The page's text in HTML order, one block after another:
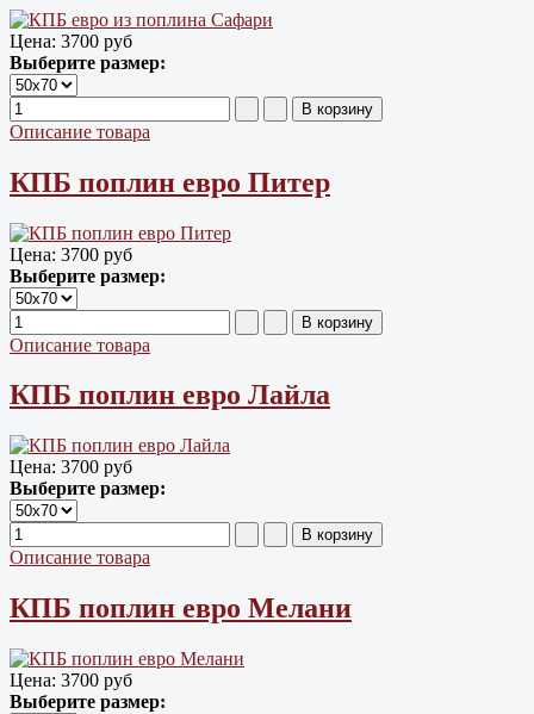
Цена: 3700 руб
Выберите размер:
Описание товара
КПБ поплин евро Питер
Цена: 3700 руб
Выберите размер:
Описание товара
КПБ поплин евро Лайла
Цена: 3700 руб
Выберите размер:
Описание товара
КПБ поплин евро Мелани
Цена: 3700 руб
Выберите размер: